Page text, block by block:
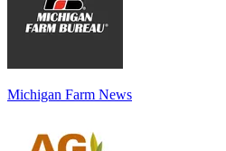
Michigan Farm News